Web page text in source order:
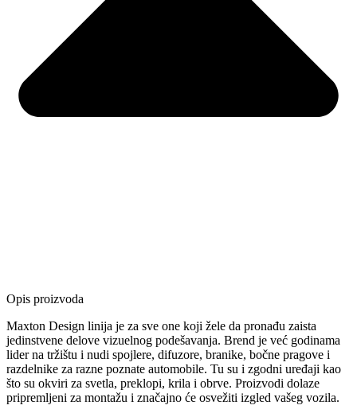
Opis proizvoda
Maxton Design linija je za sve one koji žele da pronađu zaista
jedinstvene delove vizuelnog podešavanja. Brend je već godinama
lider na tržištu i nudi spojlere, difuzore, branike, bočne pragove i
razdelnike za razne poznate automobile. Tu su i zgodni uređaji kao
što su okviri za svetla, preklopi, krila i obrve. Proizvodi dolaze
pripremljeni za montažu i značajno će osvežiti izgled vašeg vozila.